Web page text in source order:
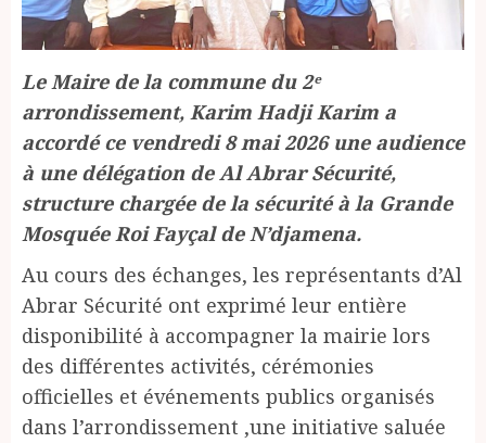
Le Maire de la commune du 2ᵉ
arrondissement, Karim Hadji Karim a
accordé ce vendredi 8 mai 2026 une audience
à une délégation de Al Abrar Sécurité,
structure chargée de la sécurité à la Grande
Mosquée Roi Fayçal de N’djamena.
Au cours des échanges, les représentants d’Al
Abrar Sécurité ont exprimé leur entière
disponibilité à accompagner la mairie lors
des différentes activités, cérémonies
officielles et événements publics organisés
dans l’arrondissement ,une initiative saluée